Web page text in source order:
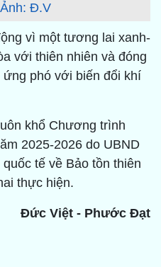
Đ.V
vì một tương lai xanh-
với thiên nhiên và đóng
phó với biến đổi khí
khổ Chương trình
2025-2026 do UBND
tế về Bảo tồn thiên
thực hiện.
Đức Việt - Phước Đạt